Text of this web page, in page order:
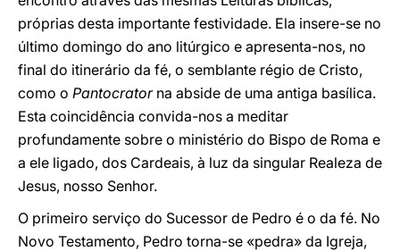
próprias desta importante festividade. Ela insere-se no
último domingo do ano litúrgico e apresenta-nos, no
final do itinerário da fé, o semblante régio de Cristo,
como o Pantocrator na abside de uma antiga basílica.
Esta coincidência convida-nos a meditar
profundamente sobre o ministério do Bispo de Roma e
a ele ligado, dos Cardeais, à luz da singular Realeza de
Jesus, nosso Senhor.
O primeiro serviço do Sucessor de Pedro é o da fé. No
Novo Testamento, Pedro torna-se «pedra» da Igreja,